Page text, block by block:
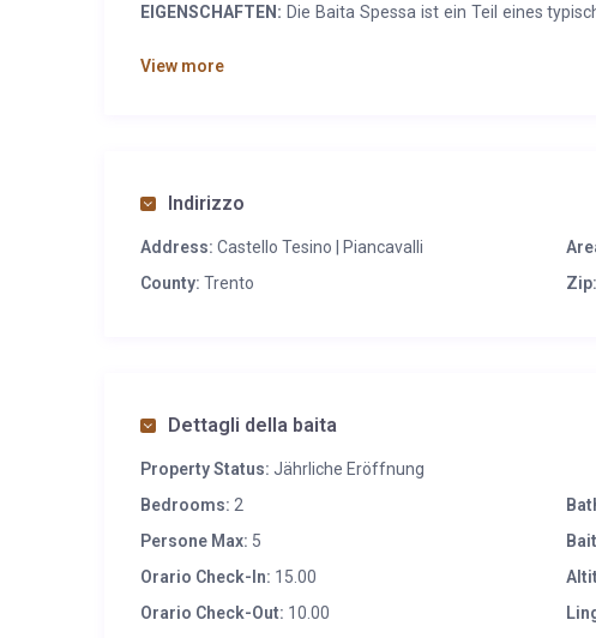
EIGENSCHAFTEN: Die Baita Spessa ist ein Teil eines
Straße.In der Umgebung gibt es
View more
Indirizzo
Address: Castello Tesino | Piancavalli
County: Trento Zip:
Dettagli della baita
Property Status: Jährliche Eröffnung
Bedrooms: 2
Persone Max: 5
Orario Check-In: 15.00
Orario Check-Out: 10.00